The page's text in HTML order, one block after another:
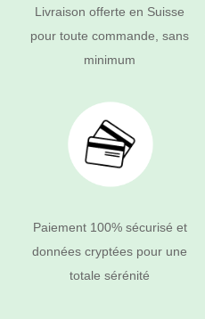
Livraison offerte en Suisse
pour toute commande, sans
minimum
Paiement 100% sécurisé et
données cryptées pour une
totale sérénité